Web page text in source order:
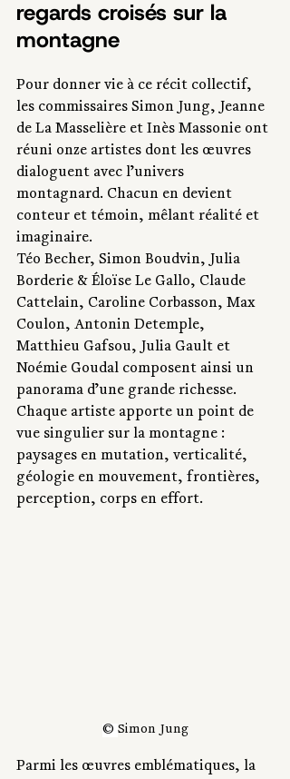
regards croisés sur la
montagne
Pour donner vie à ce récit collectif,
les commissaires Simon Jung, Jeanne
de La Masselière et Inès Massonie ont
réuni onze artistes dont les œuvres
dialoguent avec l’univers
montagnard. Chacun en devient
conteur et témoin, mêlant réalité et
imaginaire.
Téo Becher, Simon Boudvin, Julia
Borderie & Éloïse Le Gallo, Claude
Cattelain, Caroline Corbasson, Max
Coulon, Antonin Detemple,
Matthieu Gafsou, Julia Gault et
Noémie Goudal composent ainsi un
panorama d’une grande richesse.
Chaque artiste apporte un point de
vue singulier sur la montagne :
paysages en mutation, verticalité,
géologie en mouvement, frontières,
perception, corps en effort.
© Simon Jung
Parmi les œuvres emblématiques, la